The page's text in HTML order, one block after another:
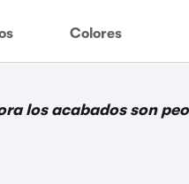
Colores
los acabados son